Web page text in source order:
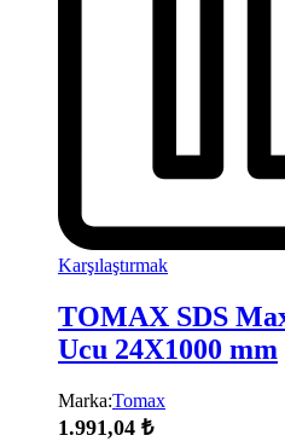
Karşılaştırmak
TOMAX SDS
Ucu 24X1000 mm
Marka:Tomax
1.991,04 ₺